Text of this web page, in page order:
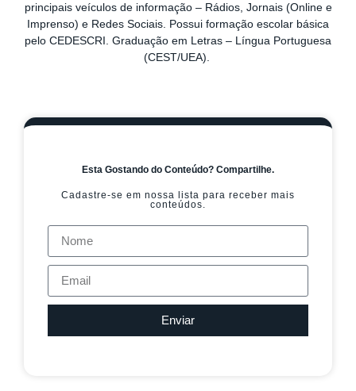
principais veículos de informação – Rádios, Jornais (Online e
Imprenso) e Redes Sociais. Possui formação escolar básica
pelo CEDESCRI. Graduação em Letras – Língua Portuguesa
(CEST/UEA).
Esta Gostando do Conteúdo? Compartilhe.
Cadastre-se em nossa lista para receber mais
conteúdos.
Enviar